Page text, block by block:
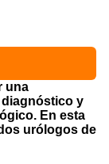
una
y
En esta
urólogos de